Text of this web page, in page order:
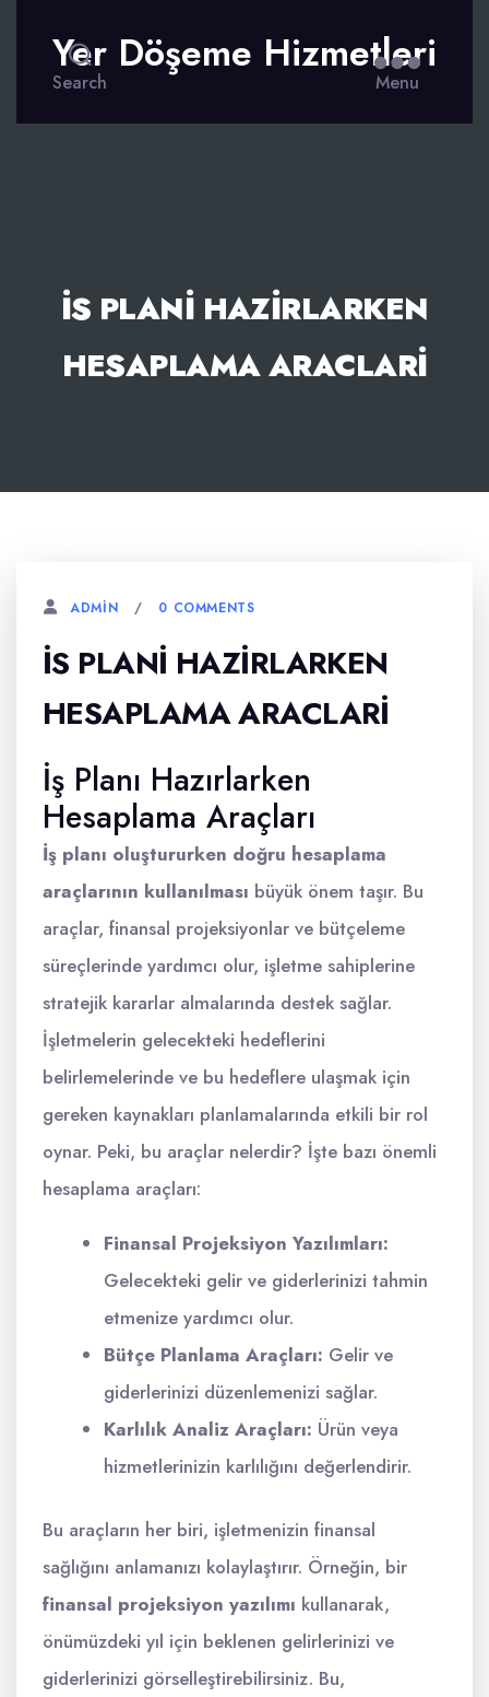
Search
Yer Döşeme Hizmetleri
Menu
İS PLANI HAZIRLARKEN
HESAPLAMA ARACLARI
ADMIN 0 COMMENTS
İS PLANI HAZIRLARKEN
HESAPLAMA ARACLARI
İş Planı Hazırlarken
Hesaplama Araçları
İş planı oluştururken doğru hesaplama
araçlarının kullanılması büyük önem taşır. Bu
araçlar, finansal projeksiyonlar ve bütçeleme
süreçlerinde yardımcı olur, işletme sahiplerine
stratejik kararlar almalarında destek sağlar.
İşletmelerin gelecekteki hedeflerini
belirlemelerinde ve bu hedeflere ulaşmak için
gereken kaynakları planlamalarında etkili bir rol
oynar. Peki, bu araçlar nelerdir? İşte bazı önemli
hesaplama araçları:
Finansal Projeksiyon Yazılımları:
Gelecekteki gelir ve giderlerinizi tahmin
etmenize yardımcı olur.
Bütçe Planlama Araçları: Gelir ve
giderlerinizi düzenlemenizi sağlar.
Karlılık Analiz Araçları: Ürün veya
hizmetlerinizin karlılığını değerlendirir.
Bu araçların her biri, işletmenizin finansal
sağlığını anlamanızı kolaylaştırır. Örneğin, bir
finansal projeksiyon yazılımı kullanarak,
önümüzdeki yıl için beklenen gelirlerinizi ve
giderlerinizi görselleştirebilirsiniz. Bu,